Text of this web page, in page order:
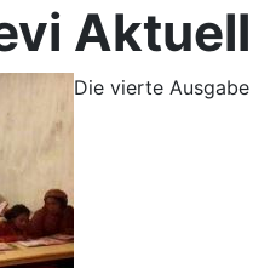
Die vierte